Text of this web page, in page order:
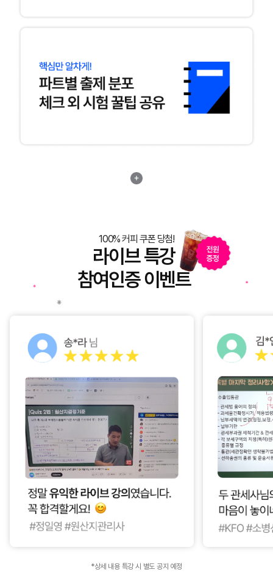
100% 커피 쿠폰 당첨!
라이브 특강
참여인증 이벤트
*상세 내용 특강 시 별도 공지 예정